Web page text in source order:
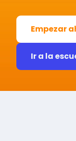
Empezar
Ir a la